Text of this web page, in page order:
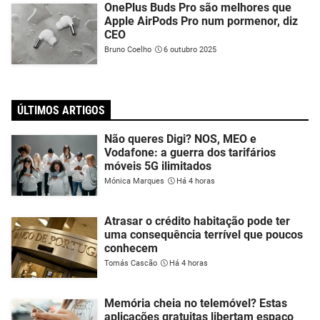
OnePlus Buds Pro são melhores que
Apple AirPods Pro num pormenor, diz
CEO
Bruno Coelho 6 outubro 2025
ÚLTIMOS ARTIGOS
Não queres Digi? NOS, MEO e
Vodafone: a guerra dos tarifários
móveis 5G ilimitados
Mónica Marques Há 4 horas
Atrasar o crédito habitação pode ter
uma consequência terrível que poucos
conhecem
Tomás Cascão Há 4 horas
Memória cheia no telemóvel? Estas
aplicações gratuitas libertam espaço